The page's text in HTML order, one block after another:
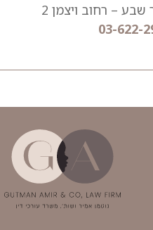
שבע – רחוב ויצמן 2
03-622-